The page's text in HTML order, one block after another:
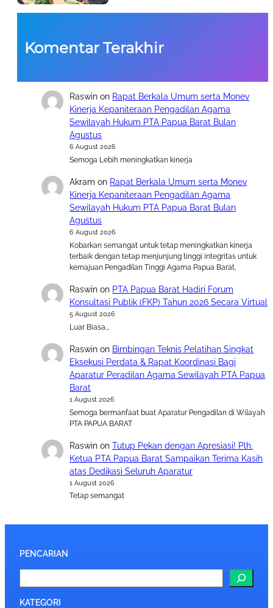
Komentar Terakhir
Raswin on Rapat Berkala Umum serta Monev
Kinerja Kepaniteraan Pengadilan Agama
Sewilayah Hukum PTA Papua Barat Bulan
Agustus
6 August 2026
Semoga Lebih meningkatkan kinerja
Akram on Rapat Berkala Umum serta Monev
Kinerja Kepaniteraan Pengadilan Agama
Sewilayah Hukum PTA Papua Barat Bulan
Agustus
6 August 2026
Kobarkan semangat untuk tetap meningkatkan kinerja
terbaik dengan tetap menjunjung tinggi integritas untuk
kemajuan Pengadilan Tinggi Agama Papua Barat,
Raswin on PTA Papua Barat Hadiri Forum
Konsultasi Publik (FKP) Tahun 2026 Secara Virtual
5 August 2026
Luar Biasa….
Raswin on Bimbingan Teknis Pelatihan Singkat
Eksekusi Perdata & Rapat Koordinasi Bagi
Aparatur Peradilan Agama Sewilayah PTA Papua
Barat
1 August 2026
Semoga bermanfaat buat Aparatur Pengadilan di Wilayah
PTA PAPUA BARAT
Raswin onTutup Pekan dengan Apresiasi! Plh.
Ketua PTA Papua Barat Sampaikan Terima Kasih
atas Dedikasi Seluruh Aparatur
1 August 2026
Tetap semangat
PENCARIAN
e
a
KATEGORI